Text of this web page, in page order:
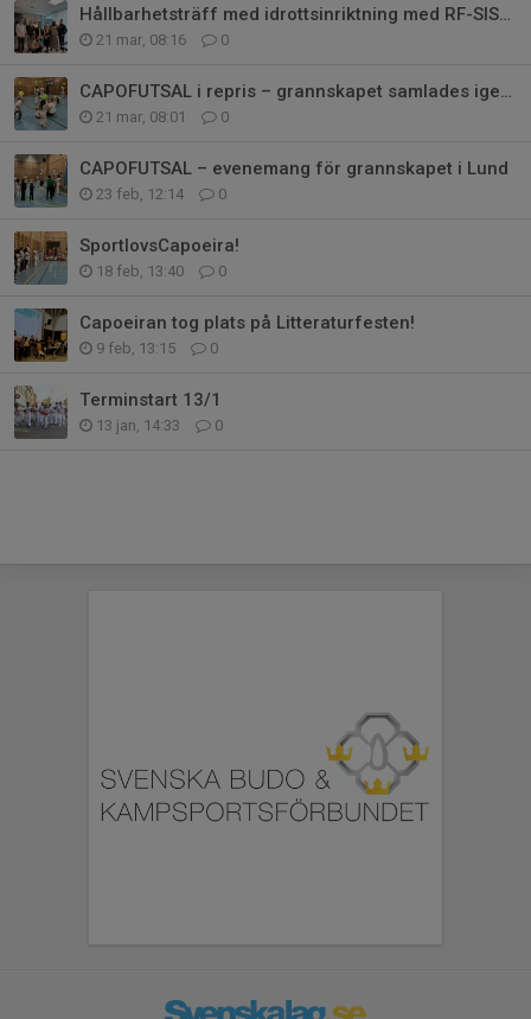
Hållbarhetsträff med idrottsinriktning med RF-SISU Skåne
21 mar, 08:16 0
CAPOFUTSAL i repris – grannskapet samlades igen i Lund
21 mar, 08:01 0
CAPOFUTSAL – evenemang för grannskapet i Lund
23 feb, 12:14 0
SportlovsCapoeira!
18 feb, 13:40 0
Capoeiran tog plats på Litteraturfesten!
9 feb, 13:15 0
Terminstart 13/1
13 jan, 14:33 0